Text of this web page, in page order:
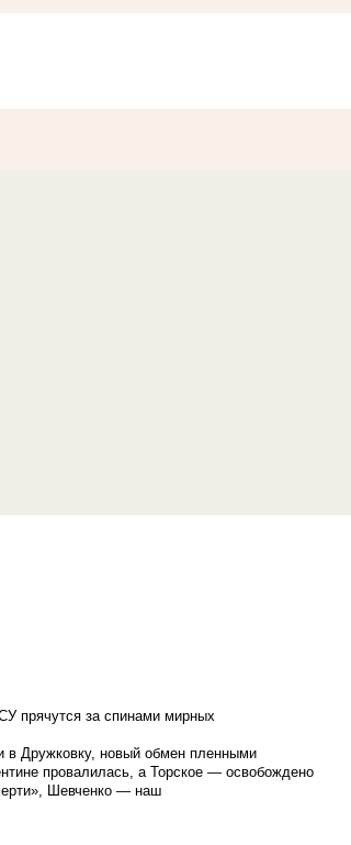
прячутся за спинами мирных
Дружковку, новый обмен пленными
провалилась, а Торское — освобождено
Шевченко — наш